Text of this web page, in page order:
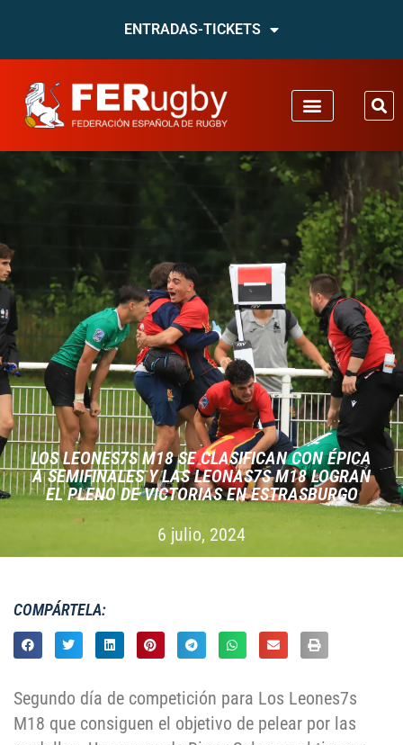
ENTRADAS-TICKETS
LOS LEONES7S M18 SE CLASIFICAN CON ÉPICA
A SEMIFINALES Y LAS LEONAS7S M18 LOGRAN
EL PLENO DE VICTORIAS EN ESTRASBURGO
6 julio, 2024
COMPÁRTELA:
Segundo día de competición para Los Leones7s
M18 que consiguen el objetivo de pelear por las